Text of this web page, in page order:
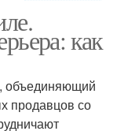
украшения
для цветов
как
объединяющий
продавцов со